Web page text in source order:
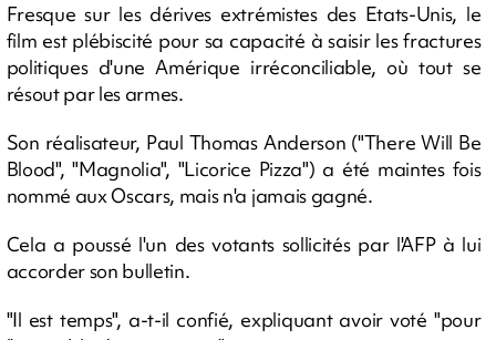
Fresque sur les dérives extrémistes des Etats-Unis, le
film est plébiscité pour sa capacité à saisir les fractures
politiques d'une Amérique irréconciliable, où tout se
résout par les armes.
Son réalisateur, Paul Thomas Anderson ("There Will Be
Blood", "Magnolia", "Licorice Pizza") a été maintes fois
nommé aux Oscars, mais n'a jamais gagné.
Cela a poussé l'un des votants sollicités par l'AFP à lui
accorder son bulletin.
"Il est temps", a-t-il confié, expliquant avoir voté "pour